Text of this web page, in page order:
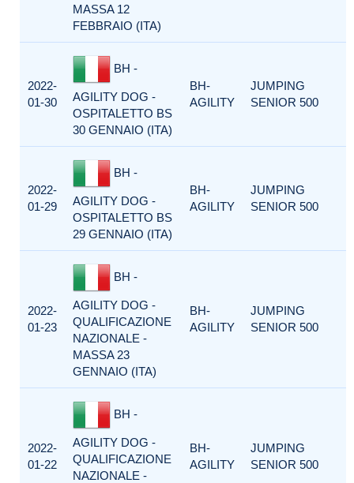
MASSA 12
FEBBRAIO (ITA)
2022-
01-30
BH -
AGILITY DOG -
OSPITALETTO BS
30 GENNAIO (ITA)
BH-
AGILITY
JUMPING
SENIOR 500
2022-
01-29
BH -
AGILITY DOG -
OSPITALETTO BS
29 GENNAIO (ITA)
BH-
AGILITY
JUMPING
SENIOR 500
2022-
01-23
BH -
AGILITY DOG -
QUALIFICAZIONE
NAZIONALE -
MASSA 23
GENNAIO (ITA)
BH-
AGILITY
JUMPING
SENIOR 500
2022-
01-22
BH -
AGILITY DOG -
QUALIFICAZIONE
NAZIONALE -
BH-
AGILITY
JUMPING
SENIOR 500